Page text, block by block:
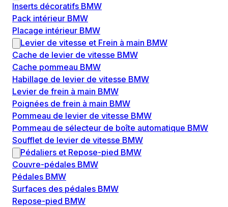
Inserts décoratifs BMW
Pack intérieur BMW
Placage intérieur BMW
Levier de vitesse et Frein à main BMW
Cache de levier de vitesse BMW
Cache pommeau BMW
Habillage de levier de vitesse BMW
Levier de frein à main BMW
Poignées de frein à main BMW
Pommeau de levier de vitesse BMW
Pommeau de sélecteur de boîte automatique BMW
Soufflet de levier de vitesse BMW
Pédaliers et Repose-pied BMW
Couvre-pédales BMW
Pédales BMW
Surfaces des pédales BMW
Repose-pied BMW